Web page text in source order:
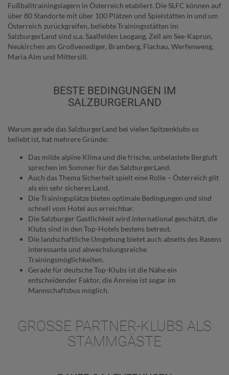
Fußballtrainingslagern in Österreich etabliert. Die SLFC können auf
über 80 Standorte mit über 100 Plätzen und Spielstätten in und um
Österreich zurückgreifen, beliebte Trainingsstätten im
SalzburgerLand sind u.a. Saalfelden Leogang, Zell am See-Kaprun,
Neukirchen am Großvenediger, Bramberg, Flachau, Werfenweng,
Maria Alm und Mittersill.
BESTE BEDINGUNGEN IM
SALZBURGERLAND
Warum gerade das SalzburgerLand bei vielen Spitzenklubs so
beliebt ist, hat mehrere Gründe:
Das milde alpine Klima und die frische, unbelastete Bergluft
sprechen im Sommer für das SalzburgerLand.
Auch das Thema Sicherheit spielt eine Rolle – Österreich gilt
als ein sehr sicheres Land.
Die Trainingsplätze bieten optimale Bedingungen und sind
schnell vom Hotel aus erreichbar.
Die Salzburger Gastlichkeit wird international geschätzt, die
Klubs sind in den Top-Hotels bestens betreut.
Die landschaftliche Umgebung bietet auch abseits des Rasens
interessante und abwechslungsreiche
Trainingsmöglichkeiten.
Gerade für deutsche Top-Klubs ist die Nähe ein
entscheidender Faktor, die Anreise ist sogar im
Mannschaftsbus möglich.
GROSSE PARTNER-KLUBS ALS S
TAMMGÄSTE